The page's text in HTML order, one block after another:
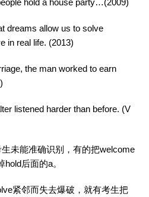
hold a house party…(2009)
allow us to solve
in real life. (2013)
the man worked to earn
listened harder than before. (V
能准确识别，有的把welcome
后面的a。
紧邻而失去爆破，就有考生把